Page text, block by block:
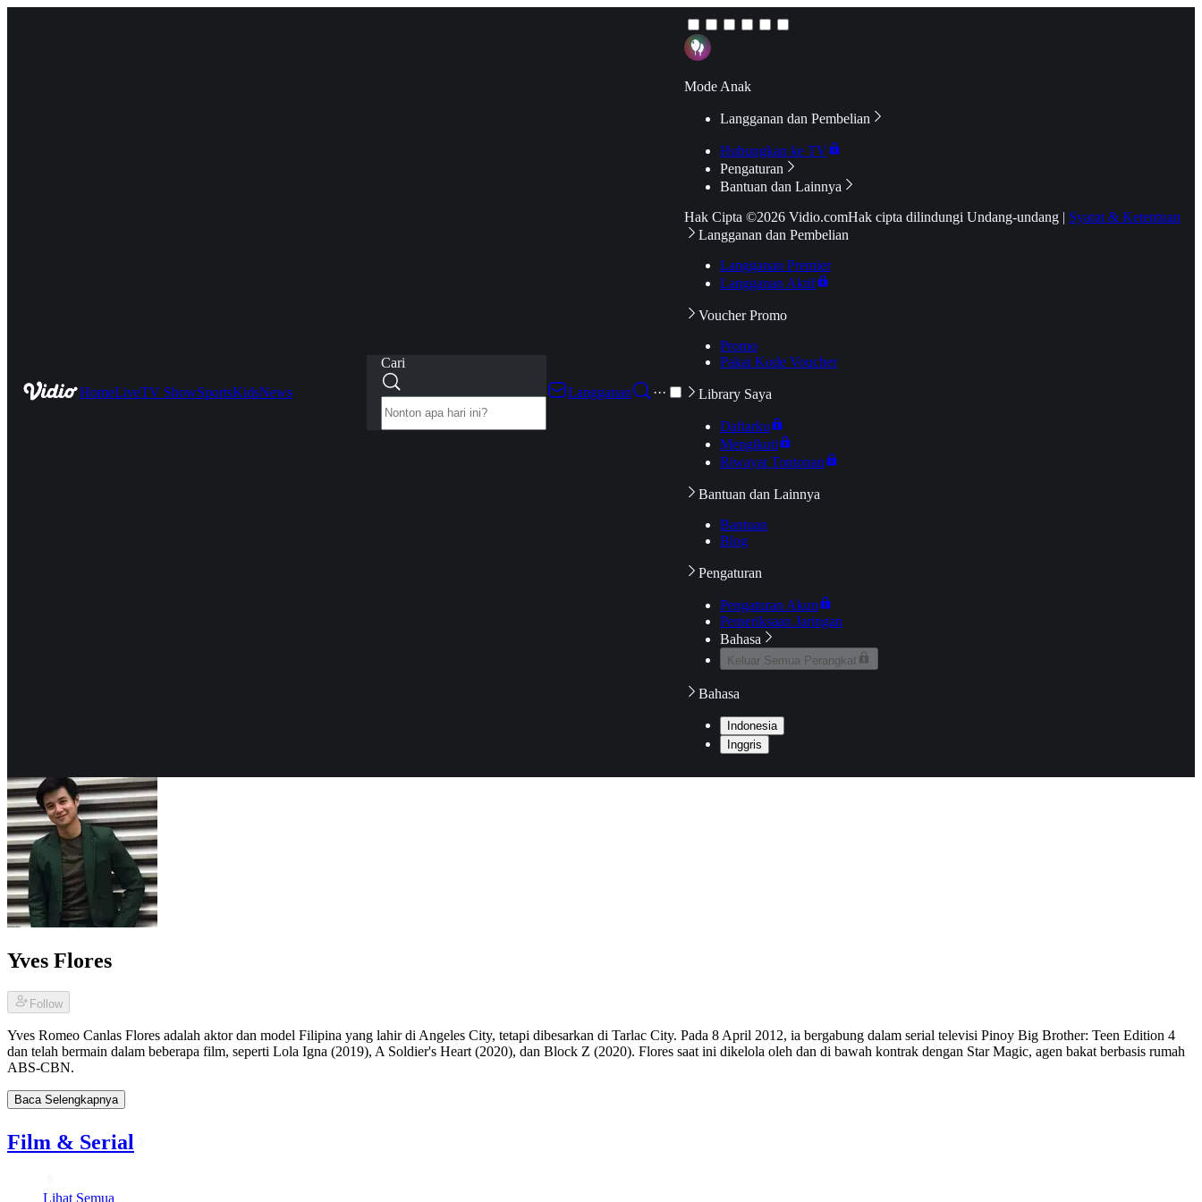
HomeLiveTV ShowSportsKidsNews
Cari
Langganan
···
Mode Anak
Langganan dan Pembelian
Hubungkan ke TV
Pengaturan
Bantuan dan Lainnya
Hak Cipta ©2026 Vidio.comHak cipta dilindungi Undang-undang | Syarat & Ketentuan
Langganan dan Pembelian
Langganan Premier
Langganan Aktif
Voucher Promo
Promo
Pakai Kode Voucher
Library Saya
Daftarku
Mengikuti
Riwayat Tontonan
Bantuan dan Lainnya
Bantuan
Blog
Pengaturan
Pengaturan Akun
Pemeriksaan Jaringan
Bahasa
Keluar Semua Perangkat
Bahasa
Indonesia
Inggris
Yves Flores
Follow
Yves Romeo Canlas Flores adalah aktor dan model Filipina yang lahir di Angeles City, tetapi dibesarkan di Tarlac City. Pada 8 April 2012, ia bergabung dalam serial televisi Pinoy Big Brother: Teen Edition 4
dan telah bermain dalam beberapa film, seperti Lola Igna (2019), A Soldier's Heart (2020), dan Block Z (2020). Flores saat ini dikelola oleh dan di bawah kontrak dengan Star Magic, agen bakat berbasis rumah
ABS-CBN.
Baca Selengkapnya
Film & Serial
Lihat Semua